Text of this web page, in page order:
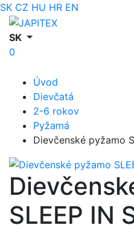
SK CZ HU HR EN
SK
0
Úvod
Dievčatá
2-6 rokov
Pyžamá
Dievčenské pyžamo
SLEEP IN